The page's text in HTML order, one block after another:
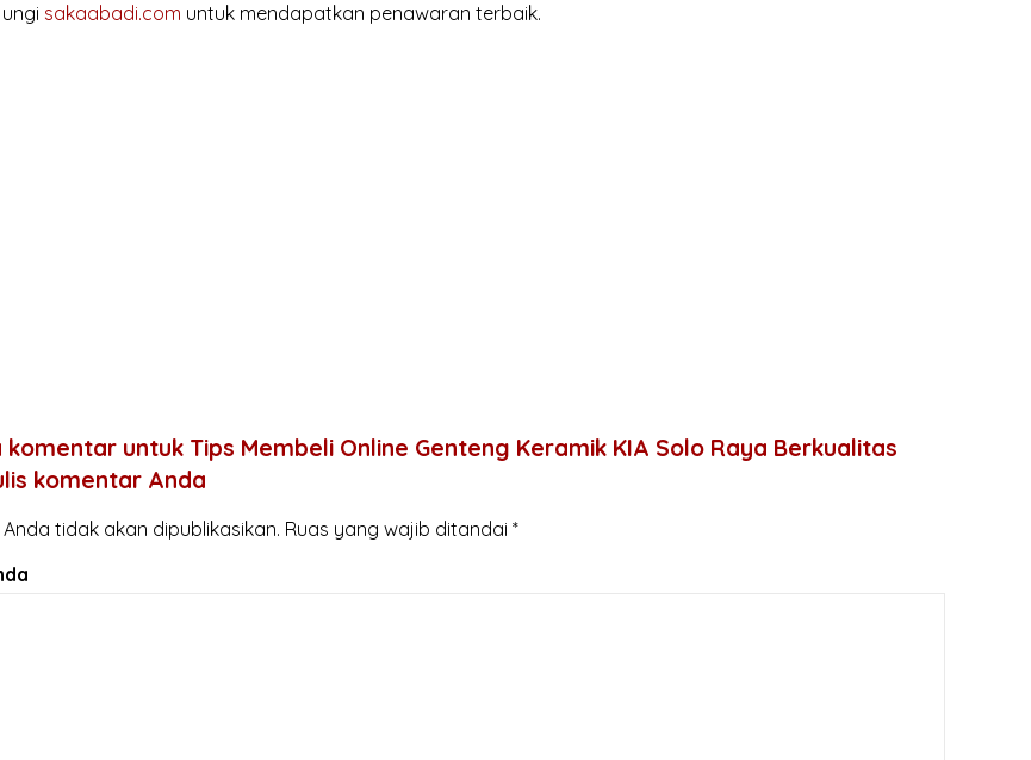
sakaabadi.com untuk mendapatkan penawaran terbaik.
komentar untuk Tips Membeli Online Genteng Keramik KIA Solo Raya Berkualitas
komentar Anda
tidak akan dipublikasikan. Ruas yang wajib ditandai *